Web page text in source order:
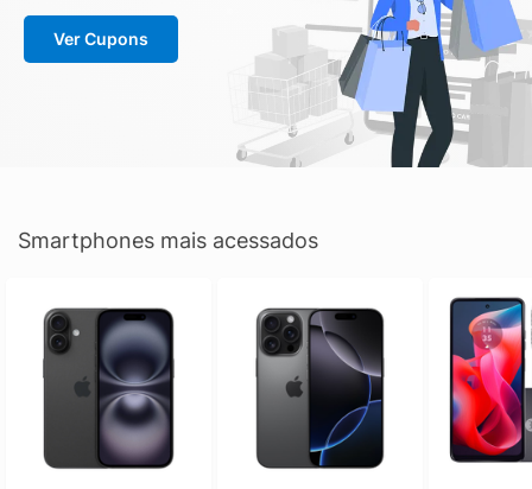
Ver Cupons
Smartphones mais acessados